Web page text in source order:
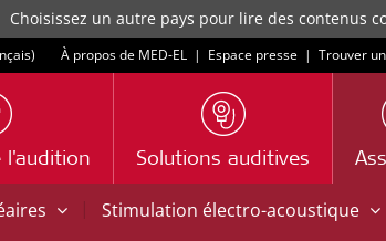
Choisissez un autre pays pour lire des contenus
À propos de MED-EL | Espace presse | Trouver
l'audition Solutions auditives
| Stimulation électro-acoustique